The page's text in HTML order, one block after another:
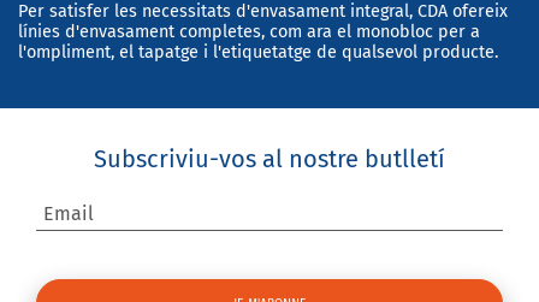
Per satisfer les necessitats d'envasament integral, CDA ofereix
línies d'envasament completes, com ara el monobloc per a
l'ompliment, el tapatge i l'etiquetatge de qualsevol producte.
Subscriviu-vos al nostre butlletí
Email